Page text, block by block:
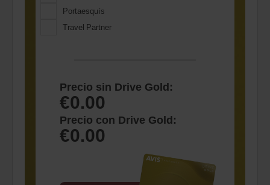
Portaesquís
Travel Partner
Precio sin Drive Gold:
€0.00
Precio con Drive Gold:
€0.00